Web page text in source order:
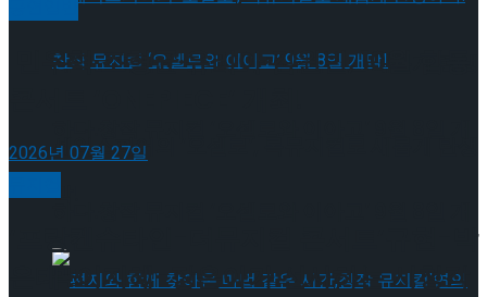
셰익스피어의 ‘오셀로’, 록뮤지컬로 새롭게 탄생
막!
셰익스피어의 ‘오셀로’, 록뮤지컬로 새롭게 탄생
막!
민우혁·조형균·유리아·김원빈, 10월 합동
2026년 07월 27일
‘프랑켄슈타인-더뮤지컬 콘서트’규현-박
은태-이지혜-장은아가 선사하는 시청각